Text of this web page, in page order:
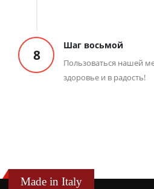
8
Шаг восьмой
Пользоваться нашей
здоровье и в радость!
Made in Italy